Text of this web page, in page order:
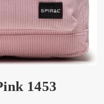
1453